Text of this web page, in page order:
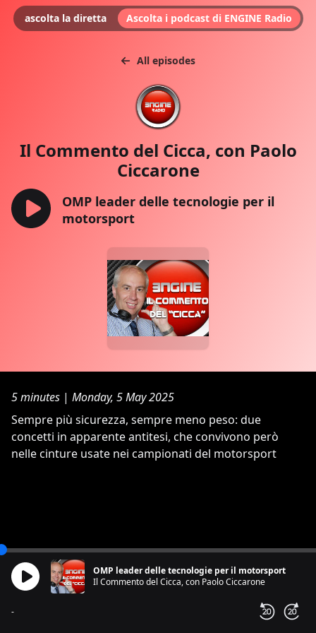
ascolta la diretta Ascolta i podcast di ENGINE Radio
All episodes
Il Commento del Cicca, con Paolo
Ciccarone
OMP leader delle tecnologie per il
motorsport
5 minutes | Monday, 5 May 2025
Sempre più sicurezza, sempre meno peso: due
concetti in apparente antitesi, che convivono però
nelle cinture usate nei campionati del motorsport
OMP leader delle tecnologie per il motorsport
Il Commento del Cicca, con Paolo Ciccarone
-